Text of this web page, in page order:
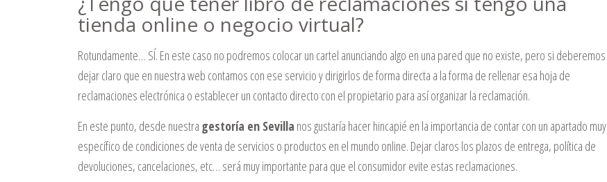
tienda online o negocio virtual?
Rotundamente… SÍ. En este caso no podremos colocar un cartel anunciando algo en una pared que no existe, pero si deberemos
dejar claro que en nuestra web contamos con ese servicio y dirigirlos de forma directa a la forma de rellenar esa hoja de
reclamaciones electrónica o establecer un contacto directo con el propietario para así organizar la reclamación.
En este punto, desde nuestra gestoría en Sevilla nos gustaría hacer hincapié en la importancia de contar con un apartado muy
específico de condiciones de venta de servicios o productos en el mundo online. Dejar claros los plazos de entrega, política de
devoluciones, cancelaciones, etc… será muy importante para que el consumidor evite estas reclamaciones.